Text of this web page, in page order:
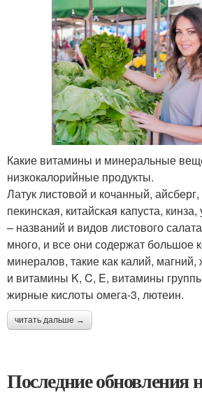
Какие витамины и минеральные
низкокалорийные продукты.
Латук листовой и кочанный, айсберг,
пекинская, китайская капуста,
– названий и видов листового
много, и все они содержат большое
минералов, такие как калий, магний,
и витамины K, C, E, витамины
жирные кислоты омега-3, лютеин.
читать дальше →
Последние обновления